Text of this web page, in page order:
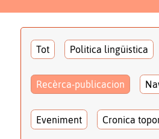
Tot Politica lingüistica
Recèrca-publicacion
Eveniment Cronica